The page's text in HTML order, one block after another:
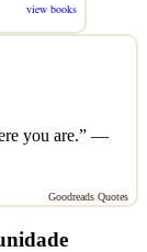
view books
you are.” —
Goodreads Quotes